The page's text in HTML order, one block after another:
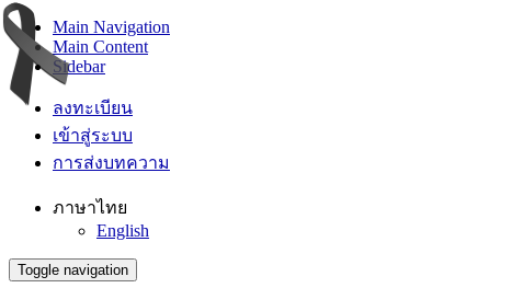
Main Navigation
Main Content
Sidebar
ลงทะเบียน
เข้าสู่ระบบ
การส่งบทความ
ภาษาไทย
English
Toggle navigation